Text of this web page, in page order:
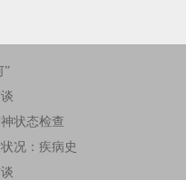
”
状态检查
况：疾病史